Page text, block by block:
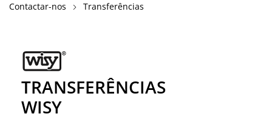
Contactar-nos Transferências
TRANSFERÊNCIAS
WISY